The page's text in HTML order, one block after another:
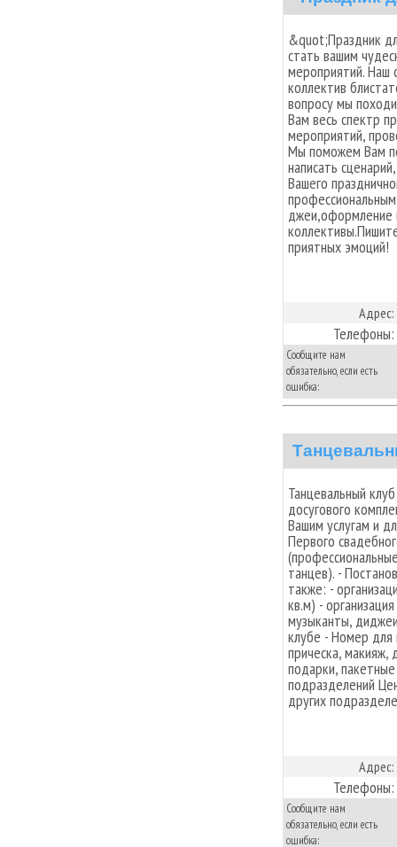
&quot;Праздник
стать вашим
мероприятий. Наш
коллектив
вопросу мы
Вам весь спектр
мероприятий,
Мы поможем Вам
написать
Вашего
джеи,оформление
приятных эмоций!
Адрес:
Телефоны:
Сообщите нам
обязательно, если есть
ошибка:
Танцевальный
досугового
Вашим услугам и
Первого
танцев). -
также: -
кв.м) -
музыканты,
клубе - Номер для
прическа, макияж,
подарки,
подразделений
других
Адрес:
Телефоны:
Сообщите нам
обязательно, если есть
ошибка: